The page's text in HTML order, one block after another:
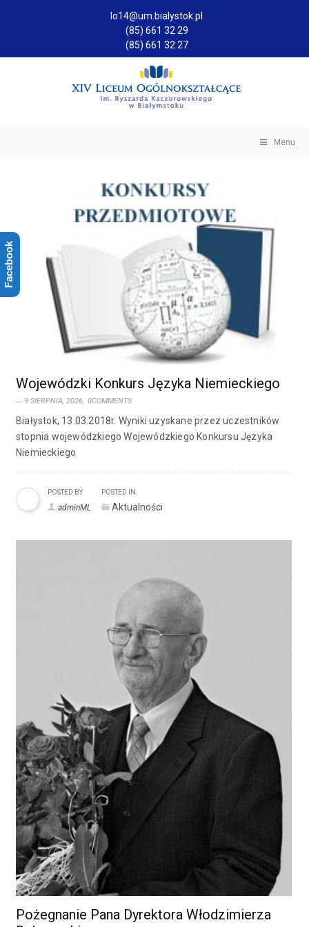
lo14@um.bialystok.pl
(85) 661 32 29
(85) 661 32 27
Menu
Wojewódzki Konkurs Języka Niemieckiego
9 SIERPNIA, 2026, 0COMMENTS
Białystok, 13.03.2018r. Wyniki uzyskane przez uczestników
stopnia wojewódzkiego Wojewódzkiego Konkursu Języka
Niemieckiego
POSTED BY
adminML
POSTED IN
Aktualności
Pożegnanie Pana Dyrektora Włodzimierza
Facebook